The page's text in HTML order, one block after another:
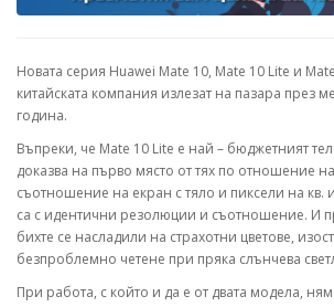
Новата серия Huawei Mate 10, Mate 10 Lite и
китайската компания излезат на пазара през
година.
Въпреки, че Mate 10 Lite е най – бюджетният
доказва на първо място от тях по отношение
съотношение на екран с тяло и пиксели на кв.
са с идентични резолюции и съотношение. И
бихте се насладили на страхотни цветове,
безпроблемно четене при пряка слънчева
При работа, с който и да е от двата модела,